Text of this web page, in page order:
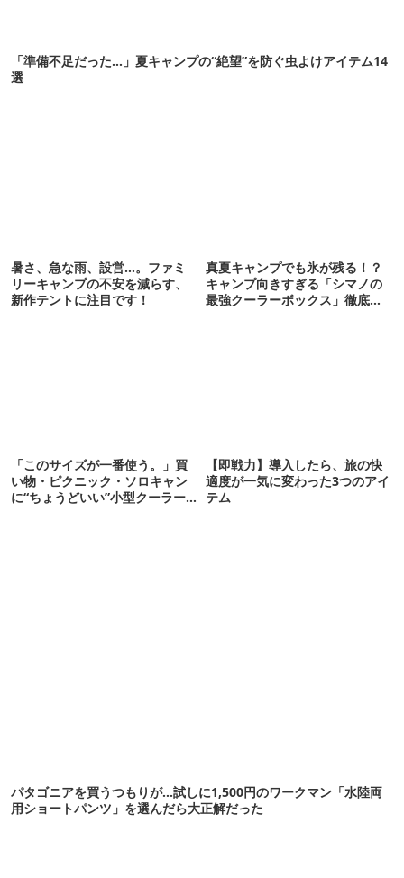
「準備不足だった…」夏キャンプの“絶望”を防ぐ虫よけアイテム14
選
暑さ、急な雨、設営…。ファミ
リーキャンプの不安を減らす、
新作テントに注目です！
真夏キャンプでも氷が残る！？
キャンプ向きすぎる「シマノの
最強クーラーボックス」徹底解
「このサイズが一番使う。」買
い物・ピクニック・ソロキャン
に“ちょうどいい”小型クーラー
【即戦力】導入したら、旅の快
適度が一気に変わった3つのアイ
テム
パタゴニアを買うつもりが…試しに1,500円のワークマン「水陸両
用ショートパンツ」を選んだら大正解だった